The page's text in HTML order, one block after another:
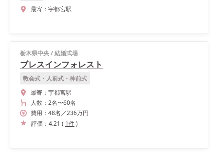
最寄： 宇都宮駅
栃木県中央/結婚式場
ブレスインフォレスト
教会式・人前式・神前式
最寄： 宇都宮駅
人数： 2名〜60名
費用： 48名 ／236万円
評価： 4.21 ( 1件)